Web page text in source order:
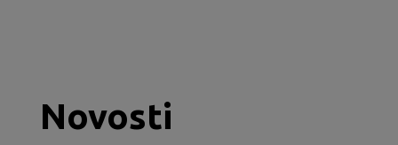
Novosti